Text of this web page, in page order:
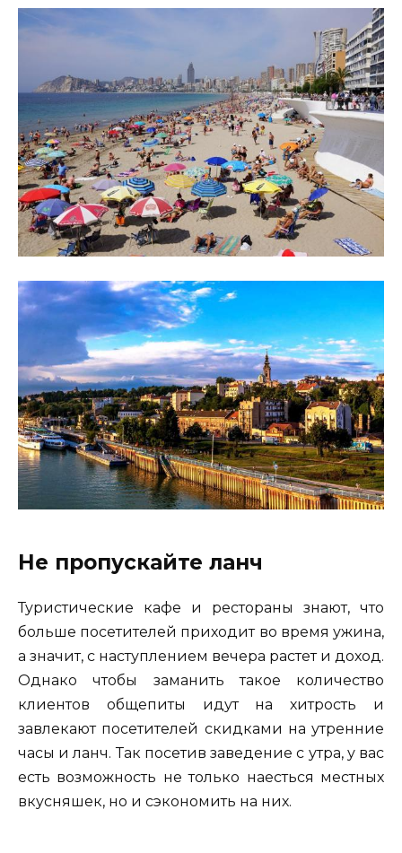
Не пропускайте ланч
Туристические кафе и рестораны знают, что
больше посетителей приходит во время ужина,
а значит, с наступлением вечера растет и доход.
Однако чтобы заманить такое количество
клиентов общепиты идут на хитрость и
завлекают посетителей скидками на утренние
часы и ланч. Так посетив заведение с утра, у вас
есть возможность не только наесться местных
вкусняшек, но и сэкономить на них.